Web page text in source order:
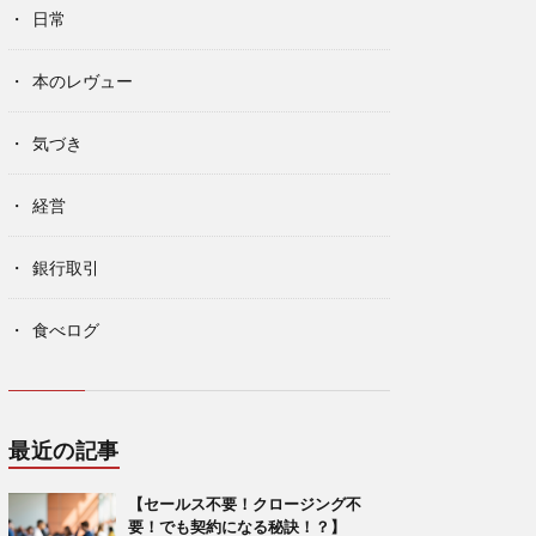
日常
本のレヴュー
気づき
経営
銀行取引
食べログ
最近の記事
【セールス不要！クロージング不
要！でも契約になる秘訣！？】